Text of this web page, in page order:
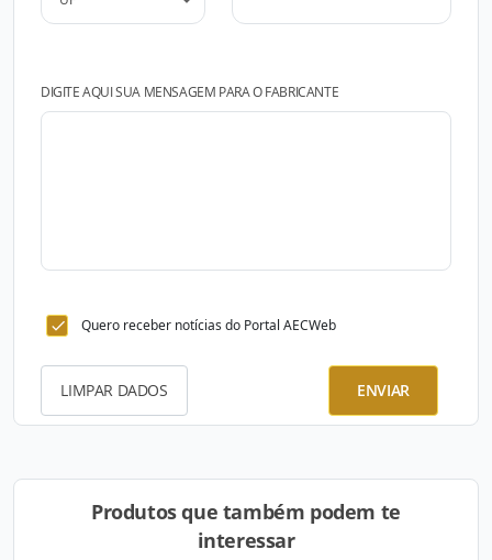
DIGITE AQUI SUA MENSAGEM PARA O FABRICANTE
Quero receber notícias do Portal AECWeb
LIMPAR DADOS ENVIAR
Produtos que também podem te
interessar